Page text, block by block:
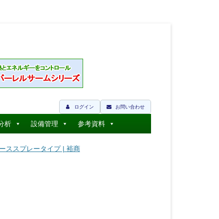
お問い合わせ
ログイン
析 設備管理 参考資料
ススプレータイプ | 裕商